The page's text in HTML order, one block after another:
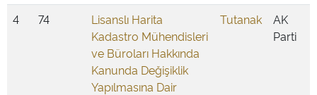
4 74
Lisanslı Harita
Kadastro Mühendisleri
ve Büroları Hakkında
Kanunda Değişiklik
Yapılmasına Dair
Tutanak
AK
Parti